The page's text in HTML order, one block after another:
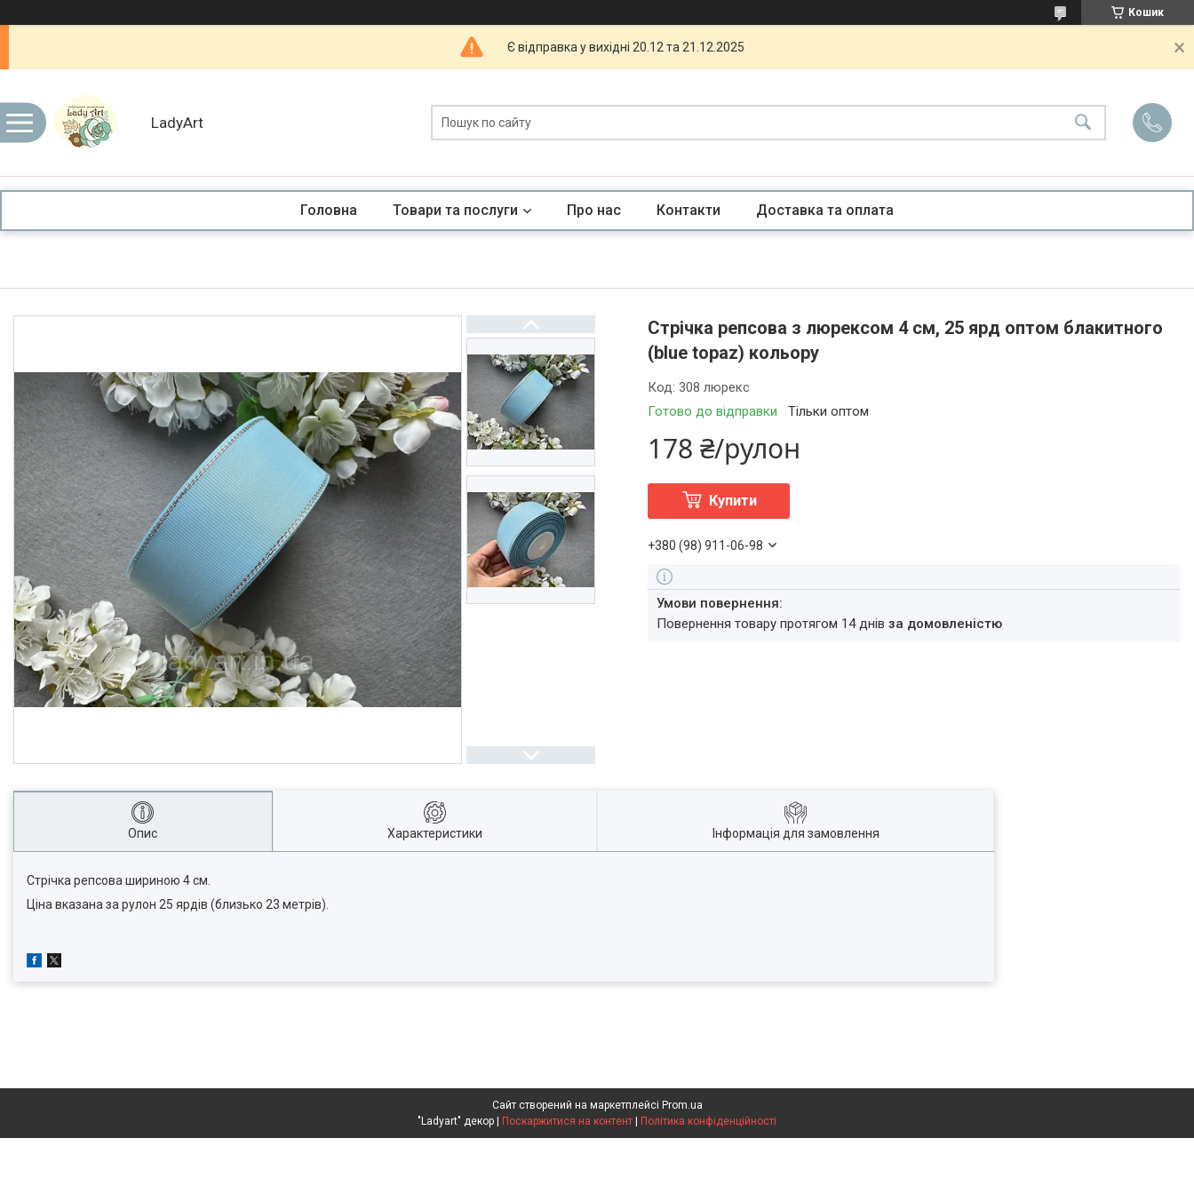
Кошик
Є відправка у вихідні 20.12 та 21.12.2025
LadyArt
Головна Товари та послуги Про нас Контакти Доставка та оплата
Стрічка репсова з люрексом 4 см, 25 ярд оптом блакитного
(blue topaz) кольору
Готово до відправки Тільки оптом
Код:308 люрекс
178 ₴/рулон
Купити
+380 (98) 911-06-98
повернення товару протягом 14 днівза домовленістю
Опис Характеристики Інформація для замовлення
Стрічка репсова шириною 4 см.
Ціна вказана за рулон 25 ярдів (близько 23 метрів).
Сайт створений на маркетплейсі Prom.ua
Поскаржитися на контент Політика конфіденційності